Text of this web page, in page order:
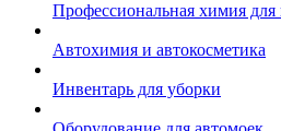
Профессиональная химия для
Автохимия и автокосметика
Инвентарь для уборки